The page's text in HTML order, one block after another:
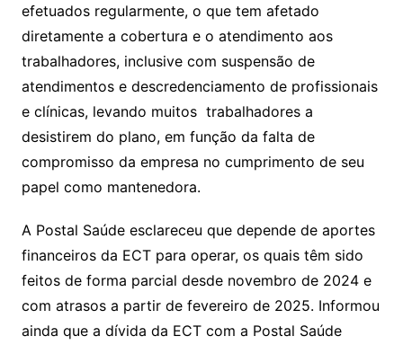
efetuados regularmente, o que tem afetado
diretamente a cobertura e o atendimento aos
trabalhadores, inclusive com suspensão de
atendimentos e descredenciamento de profissionais
e clínicas, levando muitos trabalhadores a
desistirem do plano, em função da falta de
compromisso da empresa no cumprimento de seu
papel como mantenedora.
A Postal Saúde esclareceu que depende de aportes
financeiros da ECT para operar, os quais têm sido
feitos de forma parcial desde novembro de 2024 e
com atrasos a partir de fevereiro de 2025. Informou
ainda que a dívida da ECT com a Postal Saúde